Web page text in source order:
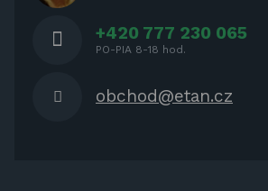
+420 777 230 065
PO-PIA 8-18 hod.
obchod@etan.cz